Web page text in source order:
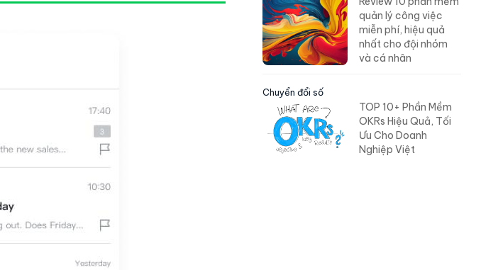
Review 10 phần mềm
quản lý công việc
miễn phí, hiệu quả
nhất cho đội nhóm
và cá nhân
Chuyển đổi số
TOP 10+ Phần Mềm
OKRs Hiệu Quả, Tối
Ưu Cho Doanh
Nghiệp Việt